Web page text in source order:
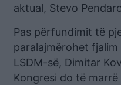
aktual, Stevo
Pas përfundimit të
paralajmërohet
LSDM-së, Dimitar
Kongresi do të